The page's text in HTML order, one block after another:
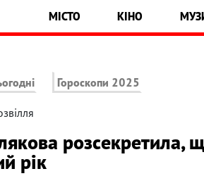
МІСТО КІНО
Гороскопи 2025
розсекретила,
рік